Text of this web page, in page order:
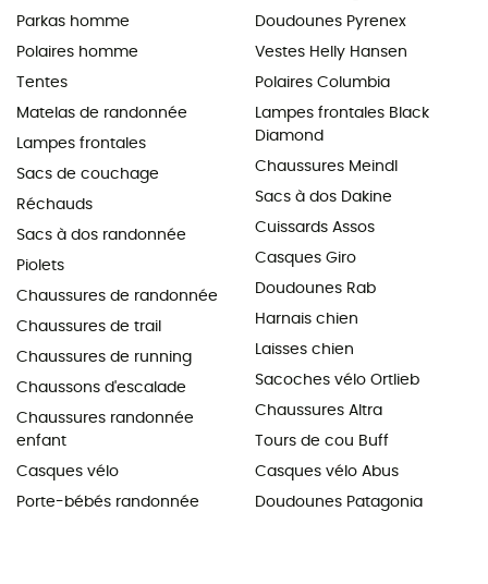
Parkas homme
Polaires homme
Tentes
Matelas de randonnée
Lampes frontales
Sacs de couchage
Réchauds
Sacs à dos randonnée
Piolets
Chaussures de randonnée
Chaussures de trail
Chaussures de running
Chaussons d'escalade
Chaussures randonnée
enfant
Casques vélo
Porte-bébés randonnée
Doudounes Pyrenex
Vestes Helly Hansen
Polaires Columbia
Lampes frontales Black
Diamond
Chaussures Meindl
Sacs à dos Dakine
Cuissards Assos
Casques Giro
Doudounes Rab
Harnais chien
Laisses chien
Sacoches vélo Ortlieb
Chaussures Altra
Tours de cou Buff
Casques vélo Abus
Doudounes Patagonia